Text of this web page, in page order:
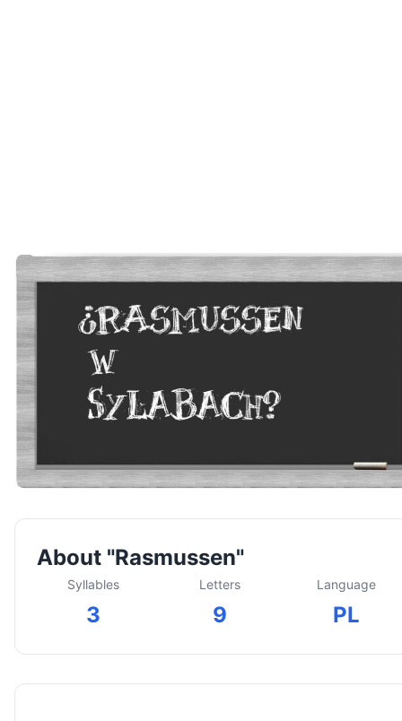
About "Rasmussen"
Syllables
3
Letters
9
Language
PL